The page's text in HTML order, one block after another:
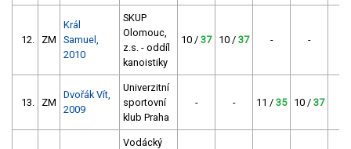
12. ZM
Král
Samuel,
2010
SKUP
Olomouc,
z.s. - oddíl
kanoistiky
10 / 37 10 / 37 - -
13. ZM
Dvořák Vít,
2009
Univerzitní
sportovní
klub Praha
- - 11 / 35 10 / 37
Vodácký